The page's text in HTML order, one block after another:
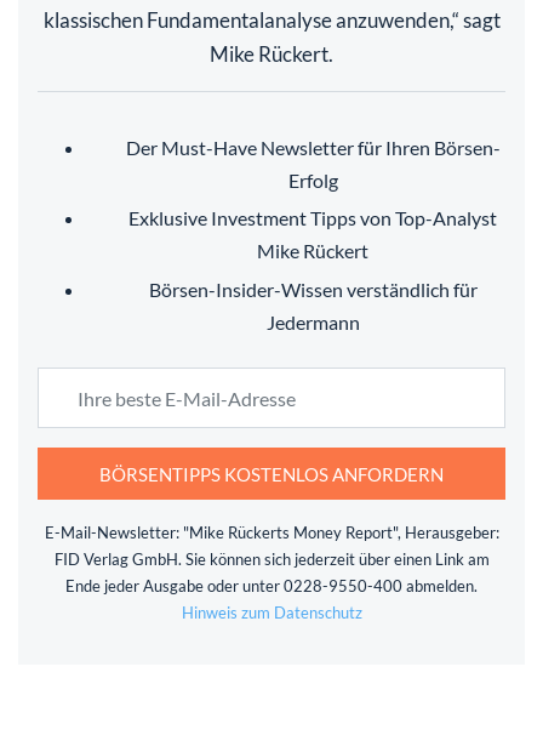
klassischen Fundamentalanalyse anzuwenden,“ sagt
Mike Rückert.
Der Must-Have Newsletter für Ihren Börsen-
Erfolg
Exklusive Investment Tipps von Top-Analyst
Mike Rückert
Börsen-Insider-Wissen verständlich für
Jedermann
BÖRSENTIPPS KOSTENLOS ANFORDERN
E-Mail-Newsletter: "Mike Rückerts Money Report", Herausgeber:
FID Verlag GmbH. Sie können sich jederzeit über einen Link am
Ende jeder Ausgabe oder unter 0228-9550-400 abmelden.
Hinweis zum Datenschutz